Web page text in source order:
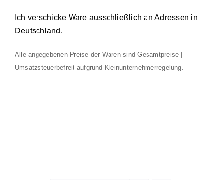
Ich verschicke Ware ausschließlich an Adressen in
Deutschland.
Alle angegebenen Preise der Waren sind Gesamtpreise |
Umsatzsteuerbefreit aufgrund Kleinunternehmerregelung.